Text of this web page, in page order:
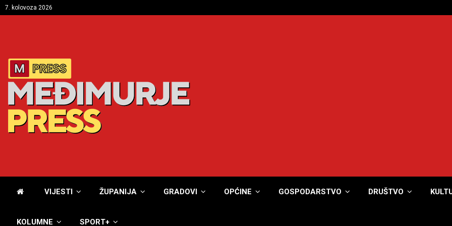
7. kolovoza 2026
VIJESTI ŽUPANIJA GRADOVI OPĆINE GOSPODARSTVO DRUŠTVO
KOLUMNE SPORT+